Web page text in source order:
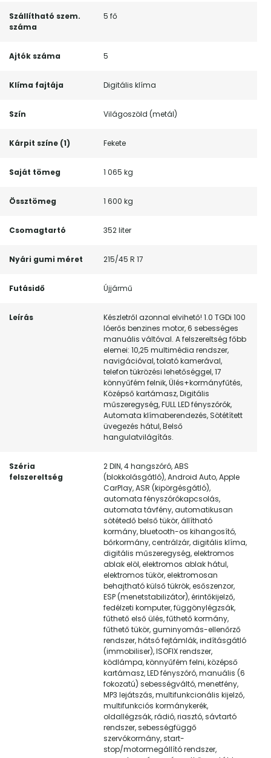
Szállítható szem.
száma
5 fő
Ajtók száma 5
Klíma fajtája Digitális klíma
Szín Világoszöld (metál)
Kárpit színe (1) Fekete
Saját tömeg 1 065 kg
Össztömeg 1 600 kg
Csomagtartó 352 liter
Nyári gumi méret 215/45 R 17
Futásidő Újjármű
Leírás
Készletről azonnal elvihető! 1.0 TGDi 100
lóerős benzines motor, 6 sebességes
manuális váltóval. A felszereltség főbb
elemei: 10,25 multimédia rendszer,
navigációval, tolató kamerával,
telefon tükrözési lehetőséggel, 17
könnyűfém felnik, Ülés+kormányfűtés,
Középső kartámasz, Digitális
műszeregység, FULL LED fényszórók,
Automata klímaberendezés, Sötétített
üvegezés hátul, Belső
hangulatvilágítás.
Széria
felszereltség
2 DIN, 4 hangszóró, ABS
(blokkolásgátló), Android Auto, Apple
CarPlay, ASR (kipörgésgátló),
automata fényszórókapcsolás,
automata távfény, automatikusan
sötétedő belső tükör, állítható
kormány, bluetooth-os kihangosító,
bőrkormány, centrálzár, digitális klíma,
digitális műszeregység, elektromos
ablak elöl, elektromos ablak hátul,
elektromos tükör, elektromosan
behajtható külső tükrök, esőszenzor,
ESP (menetstabilizátor), érintőkijelző,
fedélzeti komputer, függönylégzsák,
fűthető első ülés, fűthető kormány,
fűthető tükör, guminyomás-ellenőrző
rendszer, hátsó fejtámlák, indításgátló
(immobiliser), ISOFIX rendszer,
ködlámpa, könnyűfém felni, középső
kartámasz, LED fényszóró, manuális (6
fokozatú) sebességváltó, menetfény,
MP3 lejátszás, multifunkcionális kijelző,
multifunkciós kormánykerék,
oldallégzsák, rádió, riasztó, sávtartó
rendszer, sebességfüggő
szervókormány, start-
stop/motormegállító rendszer,